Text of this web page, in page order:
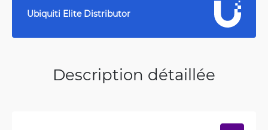
Ubiquiti Elite Distributor
Description détaillée